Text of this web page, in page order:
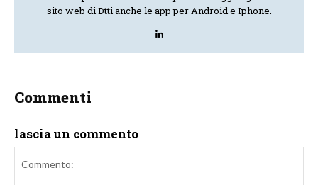
sito web di Dtti anche le app per Android e Iphone.
Commenti
lascia un commento